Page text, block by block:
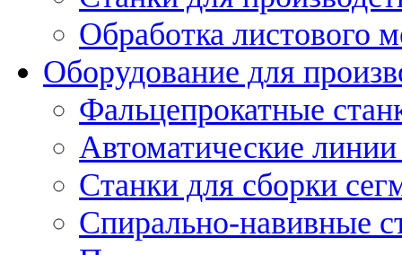
Обработка листового
Оборудование для
Фальцепрокатные
Автоматические линии
Станки для сборки
Спирально-навивные